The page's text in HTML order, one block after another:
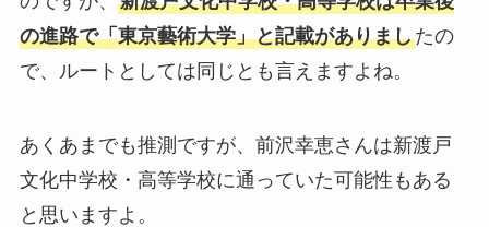
の進路で「東京藝術大学」と記載がありましたの
で、ルートとしては同じとも言えますよね。
あくあまでも推測ですが、前沢幸恵さんは新渡戸
文化中学校・高等学校に通っていた可能性もある
と思いますよ。